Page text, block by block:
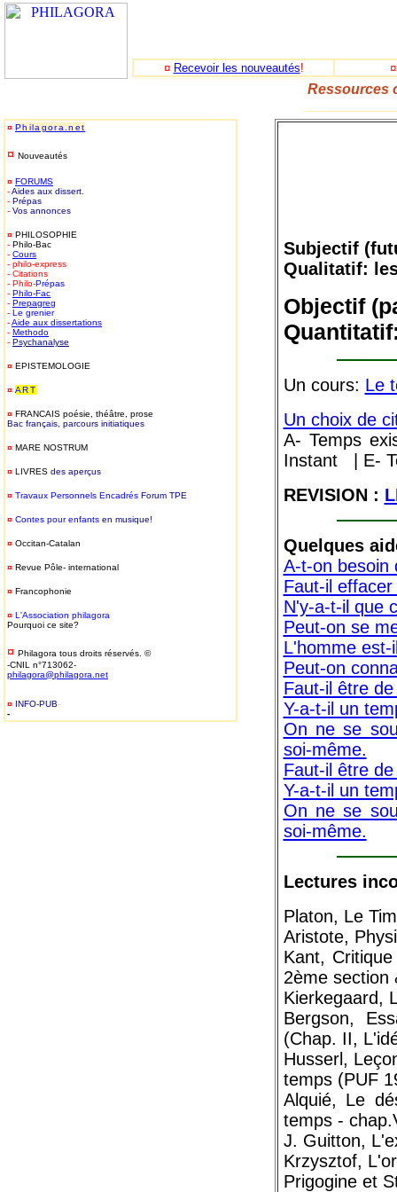
¤ Recevoir les nouveautés!
Ressources
¤ Philagora.net
¤ Nouveautés
¤ FORUMS
-Aides aux dissert.
- Prépas
- Vos annonces
¤ PHILOSOPHIE
- Philo-Bac
- Cours
- philo-express
- Citations
- Philo-Prépas
- Philo-Fac
- Prepagreg
- Le grenier
-Aide aux dissertations
- Methodo
- Psychanalyse
¤ EPISTEMOLOGIE
¤ ART
¤ FRANCAIS poésie, théâtre, prose
Bac français, parcours initiatiques
¤ MARE NOSTRUM
¤ LIVRES des aperçus
¤ Travaux Personnels Encadrés Forum TPE
¤ Contes pour enfants en musique!
¤ Occitan-Catalan
¤ Revue Pôle- international
¤ Francophonie
¤ L'Association philagora
Pourquoi ce site?
¤ Philagora tous droits réservés. ©
-CNIL n°713062-
philagora@philagora.net
¤ INFO-PUB-
-
Subjectif
Qualitatif:
Objectif
Un cours: Le
Un choix de
A- Temps
Instant | E-
REVISION :
Quelques
A-t-on besoin
Faut-il
N'y-a-t-il que
Peut-on se
L'homme est-
Peut-on
Faut-il être
Y-a-t-il un
On ne se
soi-même.
Faut-il être
Y-a-t-il un
On ne se
soi-même.
Lectures
Platon, Le
Aristote,
Kant,
2ème section
Kierkegaard,
Bergson,
(Chap. II,
Husserl,
temps (PUF
Alquié, Le
temps -
J. Guitton,
Krzysztof,
Prigogine et